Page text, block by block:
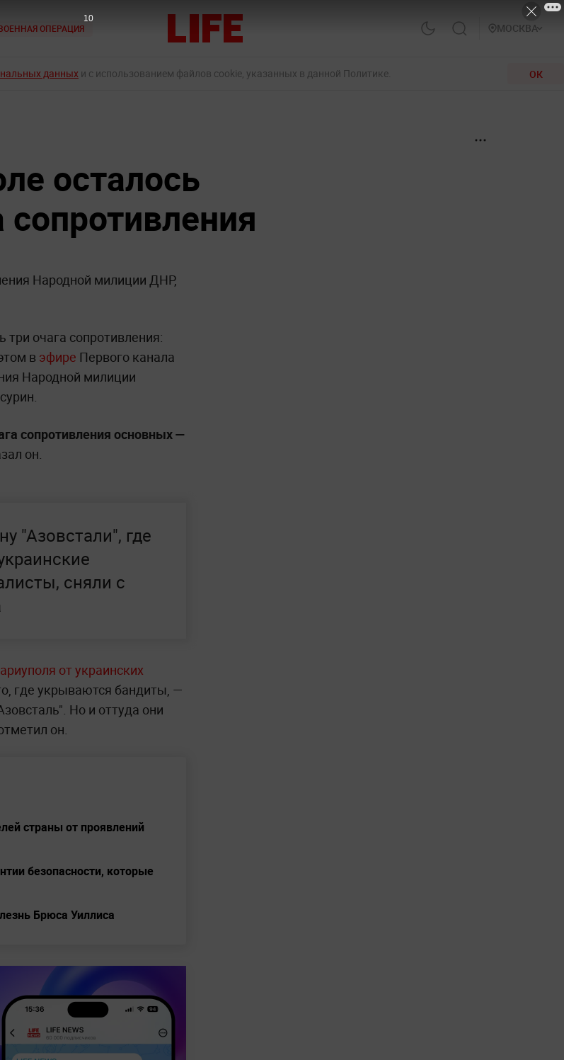
ОПЕРАЦИЯ МОСКВА
данных и с использованием файлов cookie, указанных в данной Политике. ОК
осталось
Народной милиции ДНР,
очага сопротивления:
в эфире Первого канала
Народной милиции
сопротивления основных —
он.
"Азовстали", где
сняли с
от украинских
где укрываются бандиты, —
Но и оттуда они
он.
страны от проявлений
безопасности, которые
Брюса Уиллиса
9